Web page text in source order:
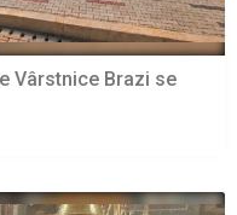
Vârstnice Brazi se